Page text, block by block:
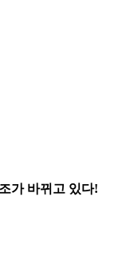
가 바뀌고 있다!